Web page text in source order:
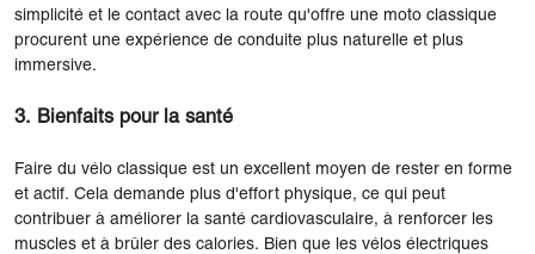
simplicité et le contact avec la route qu'offre une moto classique
procurent une expérience de conduite plus naturelle et plus
immersive.
3. Bienfaits pour la santé
Faire du vélo classique est un excellent moyen de rester en forme
et actif. Cela demande plus d'effort physique, ce qui peut
contribuer à améliorer la santé cardiovasculaire, à renforcer les
muscles et à brûler des calories. Bien que les vélos électriques